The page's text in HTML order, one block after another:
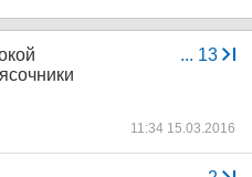
... 13
11:34 15.03.2016